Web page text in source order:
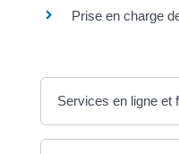
Prise en charge
Services en ligne et